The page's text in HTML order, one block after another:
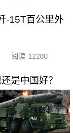
-15T百公里外
阅读 12280
是中国好？